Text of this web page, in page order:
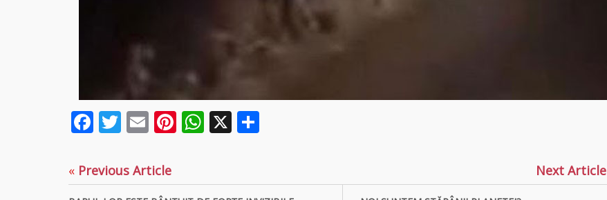
blesteme Sandra
Anastasia Venus
Facebook
Twitter
EmailPinterest
WhatsApp
X
« Previous Article Next Article